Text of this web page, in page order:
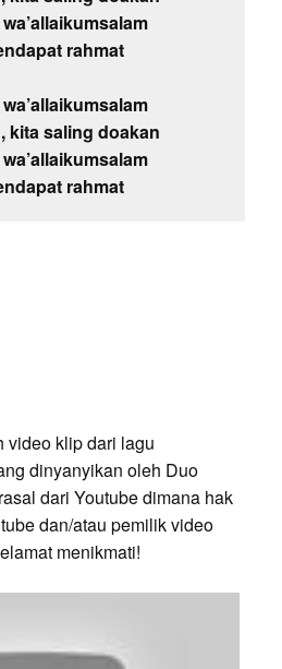
rahmat
kita saling doakan
rahmat
video klip dari lagu
dinyanyikan oleh Duo
dari Youtube dimana hak
dan/atau pemilik video
menikmati!